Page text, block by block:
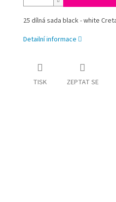
25 dílná sada black - white
Detailní informace
TISK ZEPTAT SE